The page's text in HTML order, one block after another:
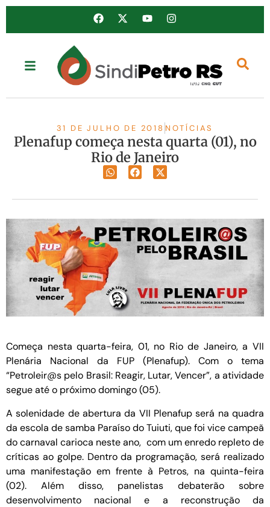
31 DE JULHO DE 2018 NOTÍCIAS
Plenafup começa nesta quarta (01), no
Rio de Janeiro
Começa nesta quarta-feira, 01, no Rio de Janeiro, a VII
Plenária Nacional da FUP (Plenafup). Com o tema
“Petroleir@s pelo Brasil: Reagir, Lutar, Vencer”, a atividade
segue até o próximo domingo (05).
A solenidade de abertura da VII Plenafup será na quadra
da escola de samba Paraíso do Tuiuti, que foi vice campeã
do carnaval carioca neste ano, com um enredo repleto de
críticas ao golpe. Dentro da programação, será realizado
uma manifestação em frente à Petros, na quinta-feira
(02). Além disso, panelistas debaterão sobre
desenvolvimento nacional e a reconstrução da